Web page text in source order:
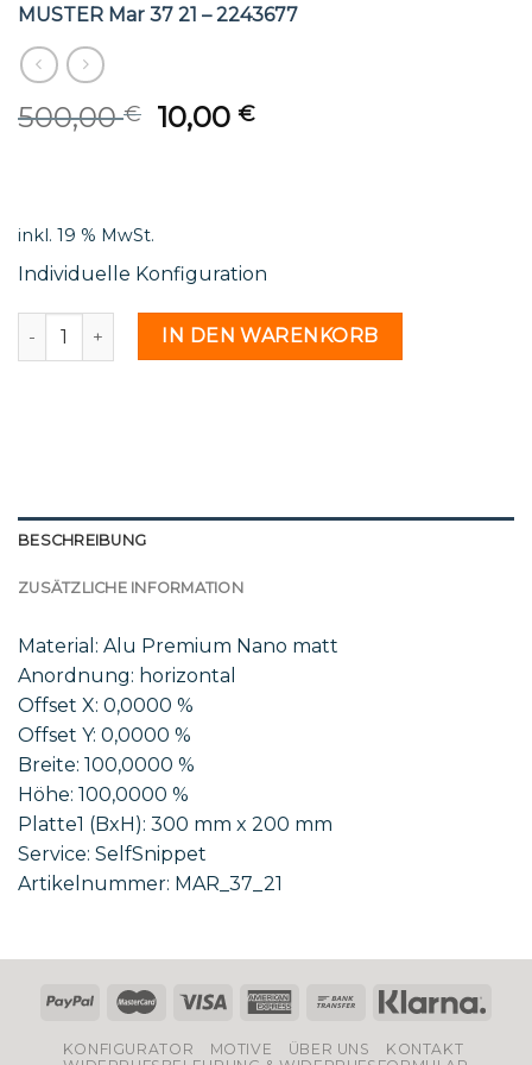
MUSTER Mar 37 21 – 2243677
500,00€
Original
price
10,00€Current
inkl. 19 % MwSt.
Individuelle Konfiguration
MUSTER Mar 37 21 - 2243677 Menge
IN DEN WARENKORB
BESCHREIBUNG
ZUSÄTZLICHE INFORMATION
Material: Alu Premium Nano matt
Anordnung: horizontal
Offset X: 0,0000 %
Offset Y: 0,0000 %
Breite: 100,0000 %
Höhe: 100,0000 %
Platte1 (BxH): 300 mm x 200 mm
Service: SelfSnippet
Artikelnummer: MAR_37_21
KONFIGURATOR MOTIVE ÜBER UNS
KONTAKT